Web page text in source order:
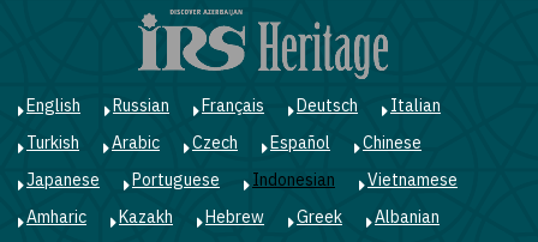
English Russian Français Deutsch
Italian
Turkish
Arabic Czech Español
Chinese
Japanese
Portuguese Indonesian
Vietnamese
Amharic
Kazakh Hebrew Greek
Albanian